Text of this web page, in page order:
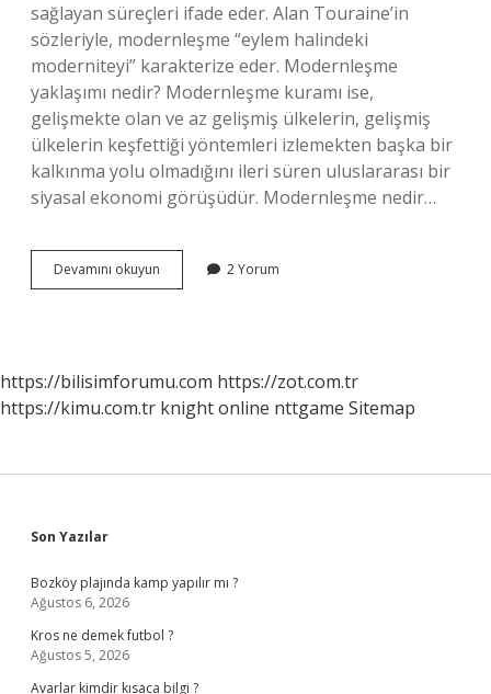
sağlayan süreçleri ifade eder. Alan Touraine’in
sözleriyle, modernleşme “eylem halindeki
moderniteyi” karakterize eder. Modernleşme
yaklaşımı nedir? Modernleşme kuramı ise,
gelişmekte olan ve az gelişmiş ülkelerin, gelişmiş
ülkelerin keşfettiği yöntemleri izlemekten başka bir
kalkınma yolu olmadığını ileri süren uluslararası bir
siyasal ekonomi görüşüdür. Modernleşme nedir…
Devamını okuyun Modernleşme
Ne
2 Yorum
https://bilisimforumu.com https://zot.com.tr
https://kimu.com.tr knight online nttgame Sitemap
Sidebar
Son Yazılar
Bozköy plajında kamp yapılır mı ?
Ağustos 6, 2026
Kros ne demek futbol ?
Ağustos 5, 2026
Avarlar kimdir kısaca bilgi ?